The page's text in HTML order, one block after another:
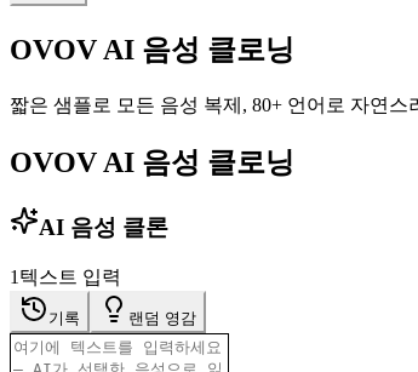
OVOV AI 음성 클로닝
짧은 샘플로 모든 음성 복제, 80+ 언어로 자연
OVOV AI 음성 클로닝
AI 음성 클론
1 텍스트 입력
기록 랜덤 영감